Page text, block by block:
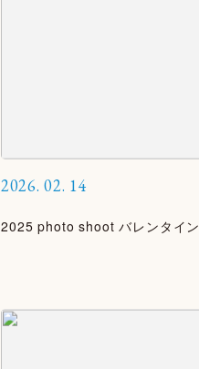
2026. 02. 14
2025 photo shoot バレンタイン